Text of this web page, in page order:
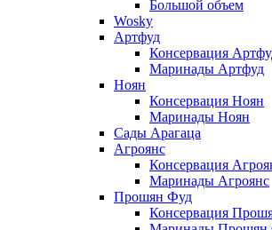
Большой объем
Wosky
Артфуд
Консервация
Маринады Артфуд
Ноян
Консервация Ноян
Маринады Ноян
Сады Арагаца
Агроянс
Консервация
Маринады Агроянс
Прошян Фуд
Консервация